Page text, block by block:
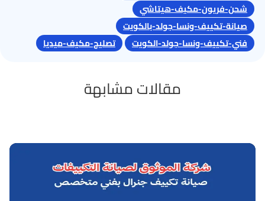
شحن-فريون-مكيف-هيتاشي
صيانة-تكييف-ونسا-جولد-بالكويت
فني-تكييف-ونسا-جولد-الكويت
تصليح-مكيف-ميديا
مقالات مشابهة